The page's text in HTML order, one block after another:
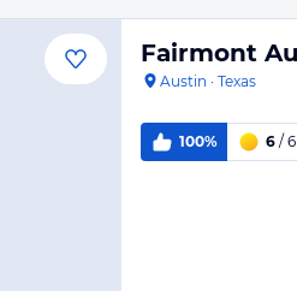
Fairmont
Austin · Texas
100% 6 / 6